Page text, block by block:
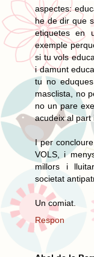
aspectes:
he de dir que
etiquetes en
exemple
si tu vols
i damunt
tu no
masclista, no
no un pare
acudeix al part
I per
VOLS, i
millors i
societat
Un comiat.
Respon